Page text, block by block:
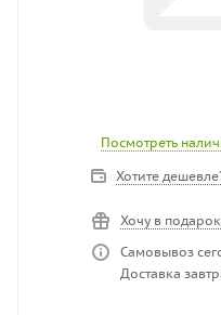
Посмотреть
Хотите
Хочу в подарок
Самовывоз
Доставка